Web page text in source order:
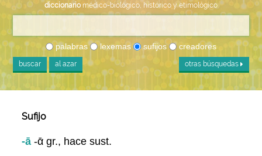
diccionario médico-biológico, histórico y etimológico
palabras lexemas sufijos creadores
buscar al azar otras búsquedas
Sufijo
-ā-ᾱ gr., hace sust.